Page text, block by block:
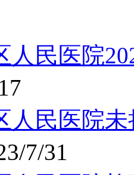
人民医院
人民医院
7/31